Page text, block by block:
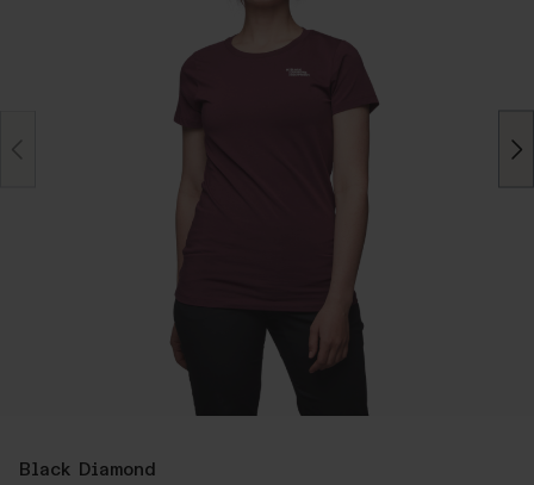
Black Diamond